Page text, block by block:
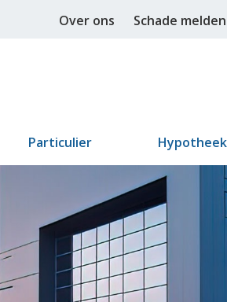
Over ons Schade melden
Particulier Hypotheek